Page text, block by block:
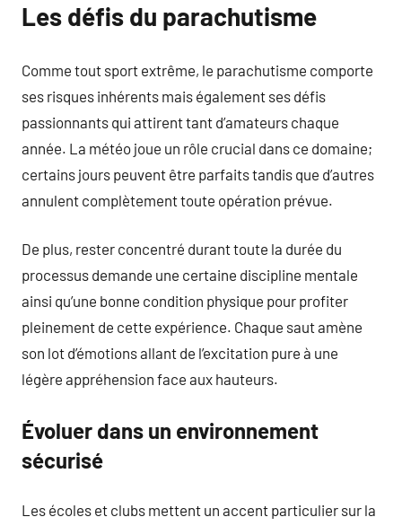
Les défis du parachutisme
Comme tout sport extrême, le parachutisme comporte
ses risques inhérents mais également ses défis
passionnants qui attirent tant d’amateurs chaque
année. La météo joue un rôle crucial dans ce domaine;
certains jours peuvent être parfaits tandis que d’autres
annulent complètement toute opération prévue.
De plus, rester concentré durant toute la durée du
processus demande une certaine discipline mentale
ainsi qu’une bonne condition physique pour profiter
pleinement de cette expérience. Chaque saut amène
son lot d’émotions allant de l’excitation pure à une
légère appréhension face aux hauteurs.
Évoluer dans un environnement
sécurisé
Les écoles et clubs mettent un accent particulier sur la